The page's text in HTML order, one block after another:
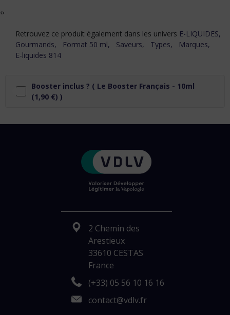
‹›
Retrouvez ce produit également dans les univers E-LIQUIDES,
Gourmands,
Format 50 ml, Saveurs, Types,
Marques,
E-liquides 814
Booster inclus ? ( Le Booster Français - 10ml
(1,90 €) )
2 Chemin des
Arestieux
33610 CESTAS
France
(+33) 05 56 10 16 16
contact@vdlv.fr